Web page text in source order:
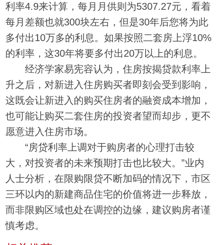
利率4.9来计算，每月月供则为5307.27元，看着
每月差额也就300块左右，但是30年后您将为此
多付出10万多的利息。如果按照二套房上浮10%
的利率，这30年将要多付出20万以上的利息。
经济学家易宪容认为，住房按揭贷款利率上
升之后，对新进入住房购买者即刻会受到影响，
这既会让新进入的购买住房者的融资成本增加，
也可能让购买二套住房的投资者望而却步，更不
愿意进入住房市场。
“房贷利率上调对于购房者的心理打击较
大，对投资者的未来预期打击也比较大。”业内
人士分析，在限购限贷不断加码的情况下，市区
三环以内的新建商品住宅的价值将进一步释放，
而非限购区域也处在调控的边缘，建议购房者谨
慎考虑。